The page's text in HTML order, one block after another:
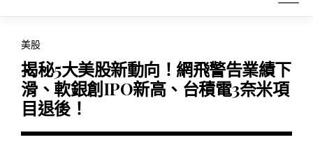
美股
揭秘5大美股新動向！網飛警告業績下
滑、軟銀創IPO新高、台積電3奈米項
目退後！